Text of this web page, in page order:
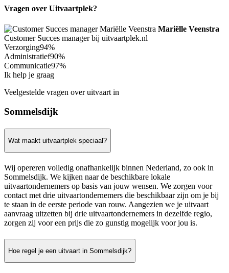
Vragen over Uitvaartplek?
Mariëlle Veenstra
Customer Succes manager bij uitvaartplek.nl
Verzorging94%
Administratief90%
Communicatie97%
Ik help je graag
Veelgestelde vragen over uitvaart in
Sommelsdijk
Wat maakt uitvaartplek speciaal?
Wij opereren volledig onafhankelijk binnen Nederland, zo ook in
Sommelsdijk. We kijken naar de beschikbare lokale
uitvaartondernemers op basis van jouw wensen. We zorgen voor
contact met drie uitvaartondernemers die beschikbaar zijn om je bij
te staan in de eerste periode van rouw. Aangezien we je uitvaart
aanvraag uitzetten bij drie uitvaartondernemers in dezelfde regio,
zorgen zij voor een prijs die zo gunstig mogelijk voor jou is.
Hoe regel je een uitvaart in Sommelsdijk?